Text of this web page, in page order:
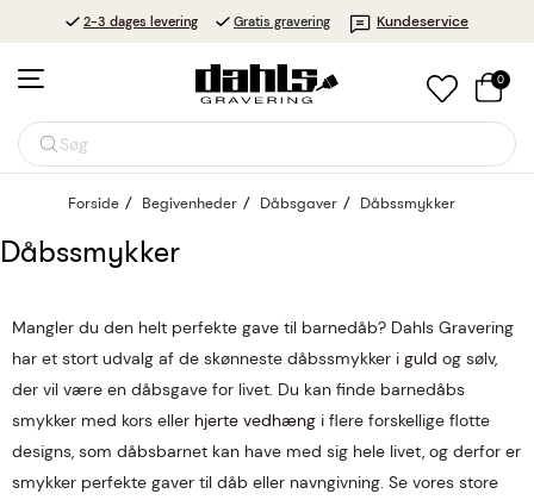
2-3 dages levering Gratis gravering Kundeservice
Søg
0
Forside Begivenheder Dåbsgaver Dåbssmykker
Dåbssmykker
Mangler du den helt perfekte gave til barnedåb? Dahls Gravering
har et stort udvalg af de skønneste dåbssmykker i guld og sølv,
der vil være en dåbsgave for livet. Du kan finde barnedåbs
smykker med kors eller hjerte vedhæng i flere forskellige flotte
designs, som dåbsbarnet kan have med sig hele livet, og derfor er
smykker perfekte gaver til dåb eller navngivning. Se vores store